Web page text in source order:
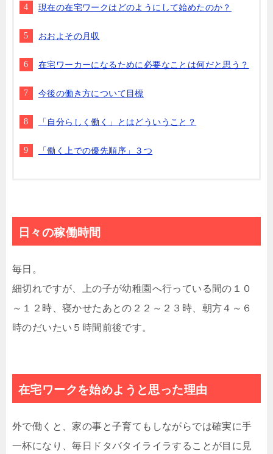
現在の在宅ワークはどのようにして始めたのか？
おおよその月収
在宅ワーカーになるために必要なことは何だと思う？
今後の働き方について目標
「自分らしく働く」とはどういうこと？
「働く上での優先順序」３つ
日々の稼働時間
毎日。
細切れですが、上の子が幼稚園へ行っている間の１０
～１２時、寝かせたあとの２２～２３時、朝方４～６
時のだいたい５時間前後です。
在宅ワークを始めようと思った理由
外で働くと、家の事と子育てもしながらでは確実に手
一杯になり、毎日ドタバタイライラすることが目に見